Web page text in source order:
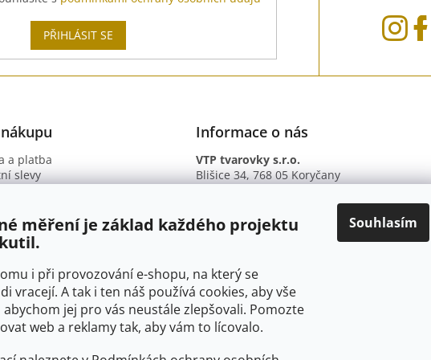
měření je základ každého projektu
i při provozování e-shopu, na který se
vracejí. A tak i ten náš používá cookies, aby vše
jej pro vás neustále zlepšovali. Pomozte
web a reklamy tak, aby vám to lícovalo.
Souhlasím
PŘIHLÁSIT SE
a platba
slevy
ochrany osobních údajů
Informace o nás
VTP tvarovky s.r.o.
Blišice 34, 768 05 Koryčany
B. ú.: 2301934375/2010 (Fio banka)